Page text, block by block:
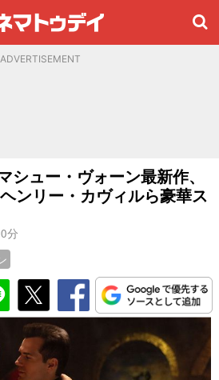
ADVERTISEMENT
シュー・ヴォーン最新作、
ンリー・カヴィルら豪華ス
分